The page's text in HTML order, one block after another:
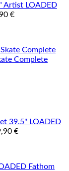
LOADED
€
Complete
LOADED
€
Fathom